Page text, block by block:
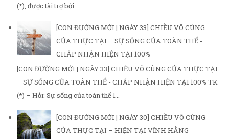
(*), được tài trợ bởi ...
[CON ĐƯỜNG MỚI | NGÀY 33] CHIỀU VÔ CÙNG
CỦA THỰC TẠI – SỰ SỐNG CỦA TOÀN THỂ -
CHẤP NHẬN HIỆN TẠI 100%
[CON ĐƯỜNG MỚI | NGÀY 33] CHIỀU VÔ CÙNG CỦA THỰC TẠI
– SỰ SỐNG CỦA TOÀN THỂ - CHẤP NHẬN HIỆN TẠI 100% TK
(*) – Hỏi: Sự sống của toàn thể l...
[CON ĐƯỜNG MỚI | NGÀY 30] CHIỀU VÔ CÙNG
CỦA THỰC TẠI – HIỆN TẠI VĨNH HẰNG